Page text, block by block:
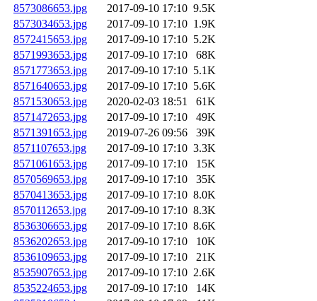
8573086653.jpg
2017-09-10 17:10 9.5K
8573034653.jpg
2017-09-10 17:10 1.9K
8572415653.jpg
2017-09-10 17:10 5.2K
8571993653.jpg
2017-09-10 17:10
68K
8571773653.jpg
2017-09-10 17:10 5.1K
8571640653.jpg
2017-09-10 17:10 5.6K
8571530653.jpg
2020-02-03 18:51
61K
8571472653.jpg
2017-09-10 17:10
49K
8571391653.jpg
2019-07-26 09:56
39K
8571107653.jpg
2017-09-10 17:10 3.3K
8571061653.jpg
2017-09-10 17:10
15K
8570569653.jpg
2017-09-10 17:10
35K
8570413653.jpg
2017-09-10 17:10 8.0K
8570112653.jpg
2017-09-10 17:10 8.3K
8536306653.jpg
2017-09-10 17:10 8.6K
8536202653.jpg
2017-09-10 17:10
10K
8536109653.jpg
2017-09-10 17:10
21K
8535907653.jpg
2017-09-10 17:10 2.6K
8535224653.jpg
2017-09-10 17:10
14K